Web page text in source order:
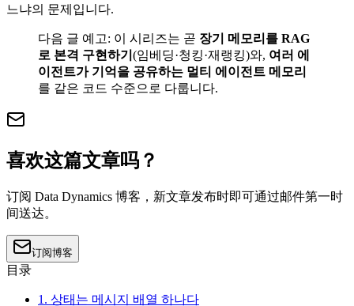
느냐의 문제입니다.
다음 글 예고: 이 시리즈는 곧 장기 메모리를 RAG
로 본격 구현하기 (임베딩·청킹·재랭킹)와, 여러 에
이전트가 기억을 공유하는 멀티 에이전트 메모리
를 같은 코드 수준으로 다룹니다.
喜欢这篇文章吗？
订阅 Data Dynamics 博客，新文章发布时即可通过邮件第一时
间送达。
订阅博客
目录
1. 상태는 메시지 배열 하나다